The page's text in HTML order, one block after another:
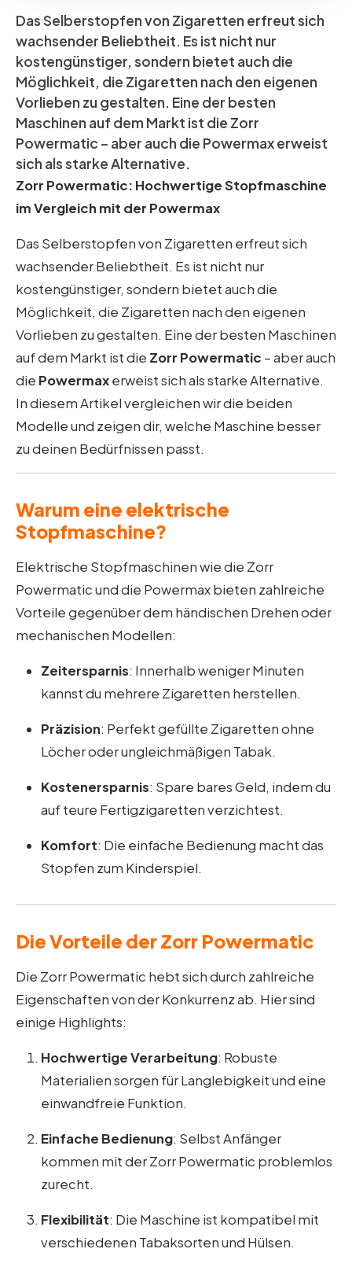
Das Selberstopfen von Zigaretten erfreut sich
wachsender Beliebtheit. Es ist nicht nur
kostengünstiger, sondern bietet auch die
Möglichkeit, die Zigaretten nach den eigenen
Vorlieben zu gestalten. Eine der besten
Maschinen auf dem Markt ist die Zorr
Powermatic – aber auch die Powermax erweist
sich als starke Alternative.
Zorr Powermatic: Hochwertige Stopfmaschine
im Vergleich mit der Powermax
Das Selberstopfen von Zigaretten erfreut sich
wachsender Beliebtheit. Es ist nicht nur
kostengünstiger, sondern bietet auch die
Möglichkeit, die Zigaretten nach den eigenen
Vorlieben zu gestalten. Eine der besten Maschinen
auf dem Markt ist die Zorr Powermatic – aber auch
die Powermaxerweist sich als starke Alternative.
In diesem Artikel vergleichen wir die beiden
Modelle und zeigen dir, welche Maschine besser
zu deinen Bedürfnissen passt.
Warum eine elektrische
Stopfmaschine?
Elektrische Stopfmaschinen wie die Zorr
Powermatic und die Powermax bieten zahlreiche
Vorteile gegenüber dem händischen Drehen oder
mechanischen Modellen:
Zeitersparnis: Innerhalb weniger Minuten
kannst du mehrere Zigaretten herstellen.
Präzision: Perfekt gefüllte Zigaretten ohne
Löcher oder ungleichmäßigen Tabak.
Kostenersparnis: Spare bares Geld, indem du
auf teure Fertigzigaretten verzichtest.
Komfort: Die einfache Bedienung macht das
Stopfen zum Kinderspiel.
Die Vorteile der Zorr Powermatic
Die Zorr Powermatic hebt sich durch zahlreiche
Eigenschaften von der Konkurrenz ab. Hier sind
einige Highlights:
Hochwertige Verarbeitung: Robuste
Materialien sorgen für Langlebigkeit und eine
einwandfreie Funktion.
Einfache Bedienung: Selbst Anfänger
kommen mit der Zorr Powermatic problemlos
zurecht.
Flexibilität: Die Maschine ist kompatibel mit
verschiedenen Tabaksorten und Hülsen.